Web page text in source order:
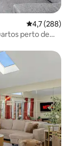
4,7 de uma
4,7 (288)
perto de